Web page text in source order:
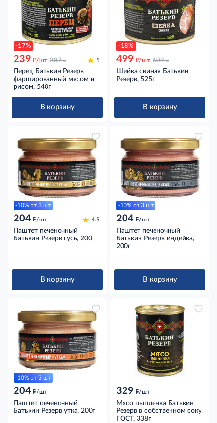
-17%
239 д/шт 287 д 5
Перец Батькин Резерв
фаршированный мясом и
рисом, 540г
В корзину
-18%
499 д/шт 609 д
Шейка свиная Батькин
Резерв, 525г
В корзину
-10% от 3 шт
204 д/шт 4.5
Паштет печеночный
Батькин Резерв гусь, 200г
В корзину
-10% от 3 шт
204 д/шт
Паштет печеночный
Батькин Резерв индейка,
200г
В корзину
-10% от 3 шт
204 д/шт
Паштет печеночный
Батькин Резерв утка, 200г
329 д/шт
Мясо цыпленка Батькин
Резерв в собственном соку
ГОСТ, 338г